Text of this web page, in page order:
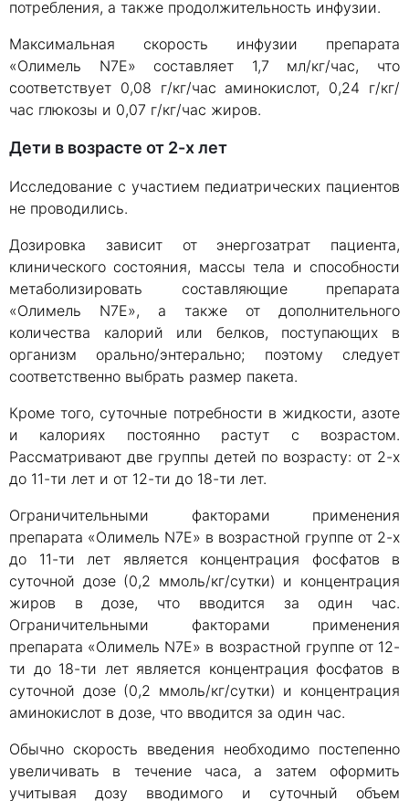
потребления, а также продолжительность инфузии.
Максимальная скорость инфузии препарата
«Олимель N7E» составляет 1,7 мл/кг/час, что
соответствует 0,08 г/кг/час аминокислот, 0,24 г/кг/
час глюкозы и 0,07 г/кг/час жиров.
Дети в возрасте от 2-х лет
Исследование с участием педиатрических пациентов
не проводились.
Дозировка зависит от энергозатрат пациента,
клинического состояния, массы тела и способности
метаболизировать составляющие препарата
«Олимель N7E», а также от дополнительного
количества калорий или белков, поступающих в
организм орально/энтерально; поэтому следует
соответственно выбрать размер пакета.
Кроме того, суточные потребности в жидкости, азоте
и калориях постоянно растут с возрастом.
Рассматривают две группы детей по возрасту: от 2-х
до 11-ти лет и от 12-ти до 18-ти лет.
Ограничительными факторами применения
препарата «Олимель N7E» в возрастной группе от 2-х
до 11-ти лет является концентрация фосфатов в
суточной дозе (0,2 ммоль/кг/сутки) и концентрация
жиров в дозе, что вводится за один час.
Ограничительными факторами применения
препарата «Олимель N7E» в возрастной группе от 12-
ти до 18-ти лет является концентрация фосфатов в
суточной дозе (0,2 ммоль/кг/сутки) и концентрация
аминокислот в дозе, что вводится за один час.
Обычно скорость введения необходимо постепенно
увеличивать в течение часа, а затем оформить
учитывая дозу вводимого и суточный объем